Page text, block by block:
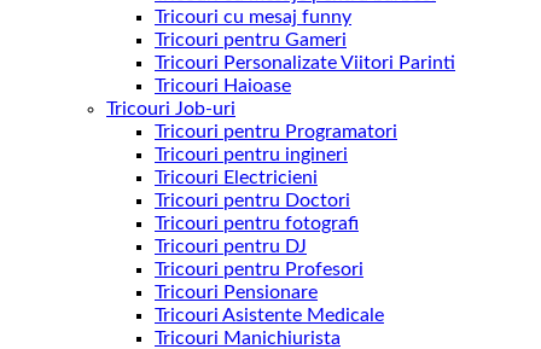
Tricouri cu mesaj funny
Tricouri pentru Gameri
Tricouri Personalizate Viitori Parinti
Tricouri Haioase
Tricouri Job-uri
Tricouri pentru Programatori
Tricouri pentru ingineri
Tricouri Electricieni
Tricouri pentru Doctori
Tricouri pentru fotografi
Tricouri pentru DJ
Tricouri pentru Profesori
Tricouri Pensionare
Tricouri Asistente Medicale
Tricouri Manichiurista